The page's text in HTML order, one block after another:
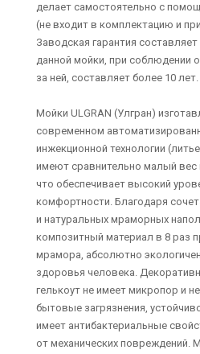
делает самостоятельно с
(не входит в комплектацию и
Заводская гарантия
данной мойки, при соблюдении
за ней, составляет более 10 лет.
Мойки ULGRAN (Улгран)
современном
инжекционной технологии
имеют сравнительно малый вес
что обеспечивает высокий
комфортности. Благодаря
и натуральных мраморных
композитный материал в 8 раз
мрамора, абсолютно
здоровья человека.
гелькоут не имеет микропор и
бытовые загрязнения,
имеет антибактериальные
от механических повреждений.